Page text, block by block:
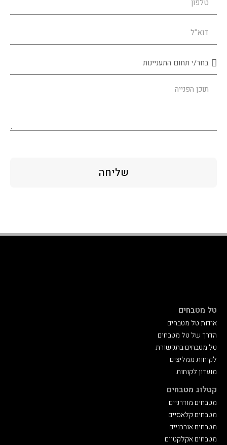
שליחה
טל מטבחים
אודות טל מטבחים
הדרך של טל מטבחים
טל מטבחים בתקשורת
לקוחות ממליצים
מועדון לקוחות
קטלוג מטבחים
מטבחים מודרניים
מטבחים קלאסיים
מטבחים אורבניים
מטבחים אקלקטיים